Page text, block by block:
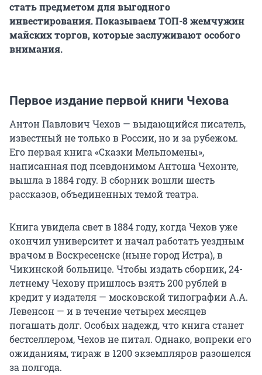
стать предметом для выгодного
инвестирования. Показываем ТОП-8 жемчужин
майских торгов, которые заслуживают особого
внимания.
Первое издание первой книги Чехова
Антон Павлович Чехов — выдающийся писатель,
известный не только в России, но и за рубежом.
Его первая книга «Сказки Мельпомены»,
написанная под псевдонимом Антоша Чехонте,
вышла в 1884 году. В сборник вошли шесть
рассказов, объединенных темой театра.
Книга увидела свет в 1884 году, когда Чехов уже
окончил университет и начал работать уездным
врачом в Воскресенске (ныне город Истра), в
Чикинской больнице. Чтобы издать сборник, 24-
летнему Чехову пришлось взять 200 рублей в
кредит у издателя — московской типографии А.А.
Левенсон — и в течение четырех месяцев
погашать долг. Особых надежд, что книга станет
бестселлером, Чехов не питал. Однако, вопреки его
ожиданиям, тираж в 1200 экземпляров разошелся
за полгода.